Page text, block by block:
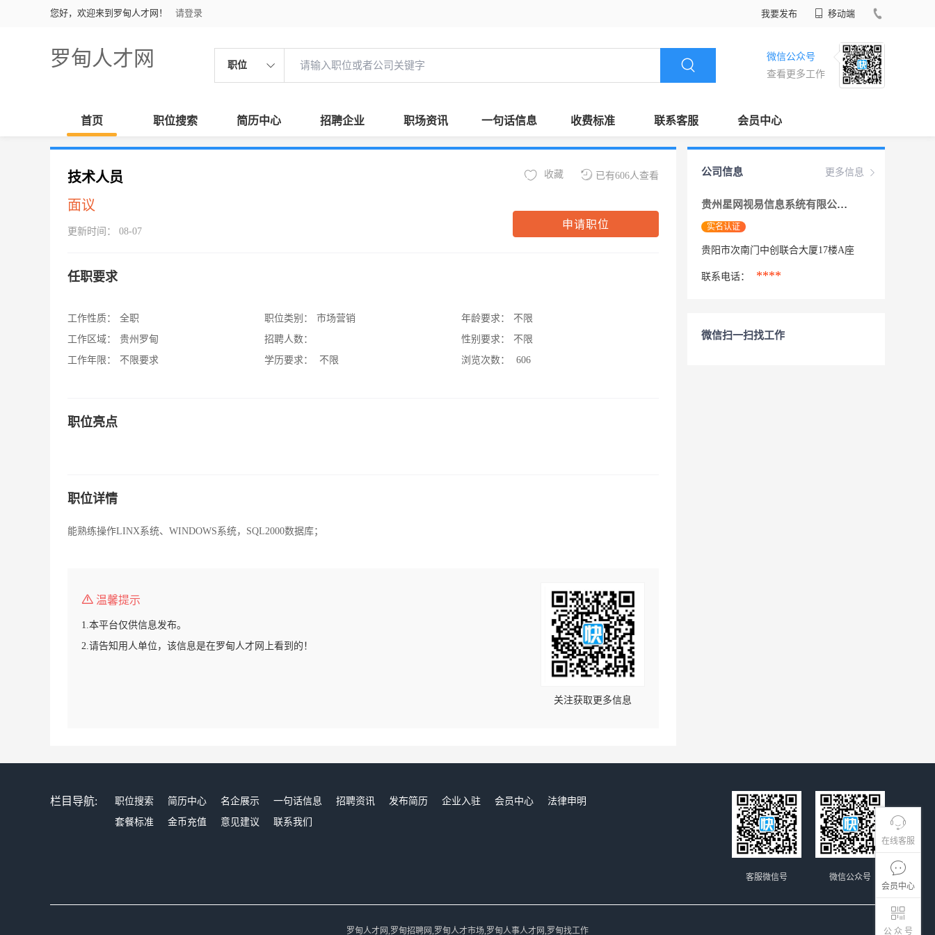
您好，欢迎来到罗甸人才网！ 请登录 我要发布 移动端
罗甸人才网 职位
微信公众号
查看更多工作
首页 职位搜索 简历中心 招聘企业 职场资讯 一句话信息 收费标准 联系客服 会员中心
在线客服
会员中心
公 众 号
技术人员
面议
更新时间： 08-07
已有606人查看
收藏
申请职位
任职要求
工作性质：
全职
工作区域：
贵州罗甸
工作年限：
不限要求
职位类别：
市场营销
招聘人数：
学历要求：
不限
年龄要求：
不限
性别要求：
不限
浏览次数：
606
职位亮点
职位详情
能熟练操作LINX系统、WINDOWS系统，SQL2000数据库；
温馨提示
1.本平台仅供信息发布。
2.请告知用人单位，该信息是在罗甸人才网上看到的！
关注获取更多信息
更多信息
公司信息
贵州星网视易信息系统有限公司
实名认证
贵阳市次南门中创联合大厦17楼A座
联系电话： ****
微信扫一扫找工作
栏目导航: 职位搜索 简历中心 名企展示 一句话信息 招聘资讯 发布简历 企业入驻 会员中心
法律申明
套餐标准
金币充值 意见建议 联系我们
微信公众号
客服微信号
罗甸人才网,罗甸招聘网,罗甸人才市场,罗甸人事人才网,罗甸找工作